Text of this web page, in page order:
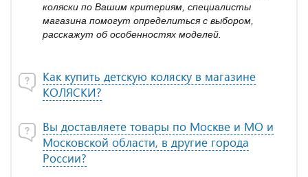
коляски по Вашим критериям, специалисты
магазина помогут определиться с выбором,
расскажут об особенностях моделей.
Как купить детскую коляску в магазине
КОЛЯСКИ?
Вы доставляете товары по Москве и МО и
Московской области, в другие города
России?